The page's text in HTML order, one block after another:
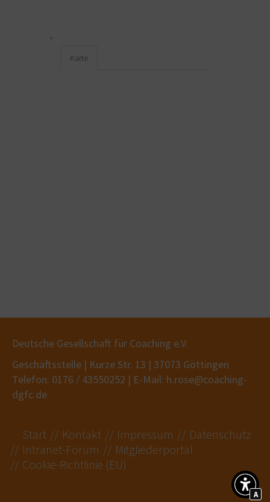
Karte
Deutsche Gesellschaft für Coaching e.V.
Geschäftsstelle | Kurze Str. 13 | 37073 Göttingen
Telefon: 0176 / 43550252 | E-Mail: h.rose@coaching-
dgfc.de
Start Kontakt Impressum
Datenschutz
Intranet-Forum
Mitgliederportal
Cookie-Richtlinie (EU)
A